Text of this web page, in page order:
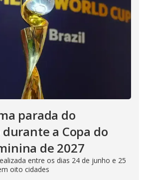
parada do
a Copa do
de 2027
entre os dias 24 de junho e 25
oito cidades